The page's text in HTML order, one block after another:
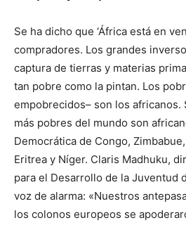
Se ha dicho que ‘África está en
compradores. Los grandes
captura de tierras y materias
tan pobre como la pintan. Los
empobrecidos– son los africanos.
más pobres del mundo son
Democrática de Congo,
Eritrea y Níger. Claris Madhuku,
para el Desarrollo de la Juventud
voz de alarma: «Nuestros
los colonos europeos se